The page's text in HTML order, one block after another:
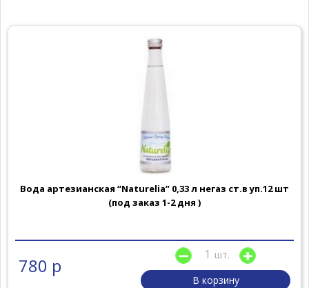
Вода артезианская “Naturelia” 0,33 л негаз ст.в уп.12 шт
(под заказ 1-2 дня )
780 р
шт.
В корзину